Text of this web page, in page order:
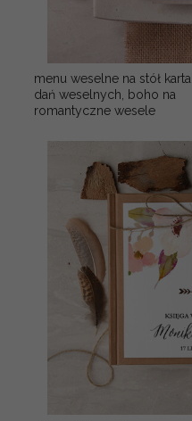
menu weselne na stół karta
dań weselnych, boho na
romantyczne wesele